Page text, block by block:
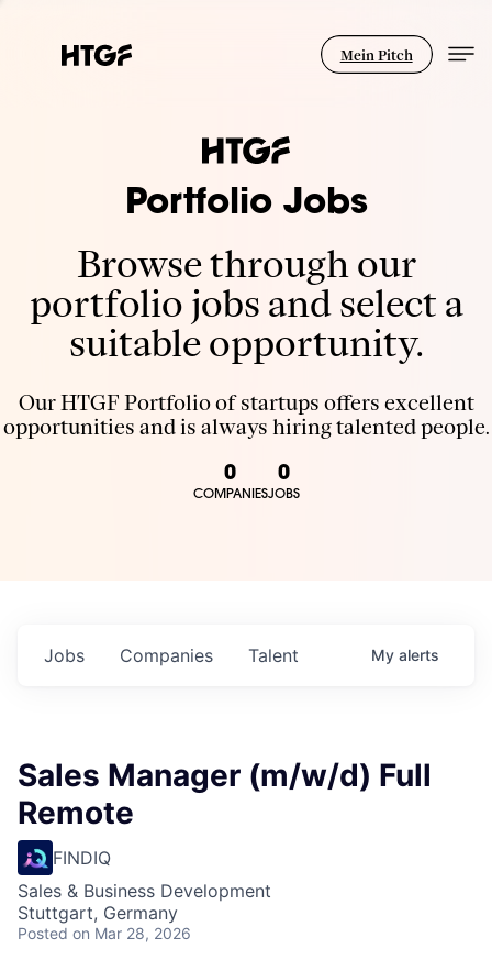
Mein Pitch
Portfolio Jobs
Browse through our
portfolio jobs and select a
suitable opportunity.
Our HTGF Portfolio of startups offers excellent
opportunities and is always hiring talented people.
0
COMPANIES
0
JOBS
Jobs Companies Talent My alerts
Sales Manager (m/w/d) Full
Remote
FINDIQ
Sales & Business Development
Stuttgart, Germany
Posted on Mar 28, 2026